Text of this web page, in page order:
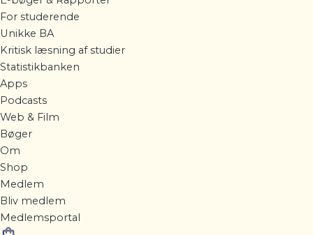
For studerende
Unikke BA
Kritisk læsning af studier
Statistikbanken
Apps
Podcasts
Web & Film
Bøger
Om
Shop
Medlem
Bliv medlem
Medlemsportal